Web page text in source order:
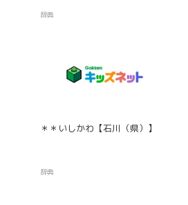
辞典
＊＊いしかわ【石川（県）】
辞典